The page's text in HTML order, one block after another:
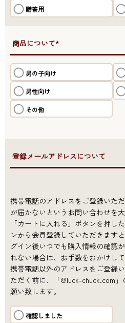
贈答用
●商品について*
男の子向け
男性向け
その他
携帯電話のアドレスをご登録いた
が届かないというお問い合わせを
「カートに入れる」ボタンを押し
ンから会員登録していただきます
グイン後いつでも購入情報の確認
れない場合は、お手数をおかけし
携帯電話以外のアドレスをご登録
ただく前に、「@luck-chuck.com
願い致します。
●登録メールアドレスについて
確認しました